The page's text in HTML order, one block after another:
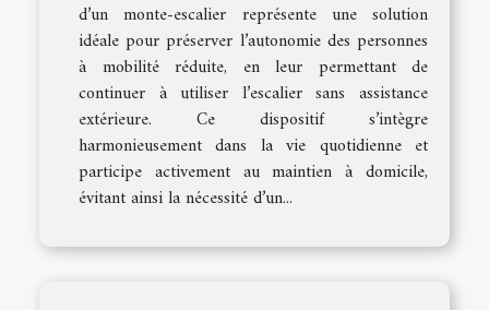
d’un monte-escalier représente une solution
idéale pour préserver l’autonomie des personnes
à mobilité réduite, en leur permettant de
continuer à utiliser l’escalier sans assistance
extérieure. Ce dispositif s’intègre
harmonieusement dans la vie quotidienne et
participe activement au maintien à domicile,
évitant ainsi la nécessité d’un...